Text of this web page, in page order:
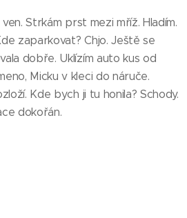
Strkám prst mezi mříž. Hladím.
zaparkovat? Chjo. Ještě se
dobře. Uklízím auto kus od
Micku v kleci do náruče.
Kde bych ji tu honila? Schody.
dokořán.